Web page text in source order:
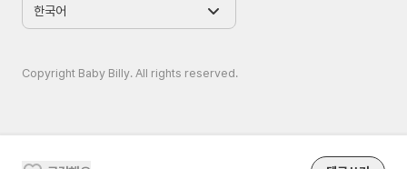
Copyright Baby Billy. All rights reserved.